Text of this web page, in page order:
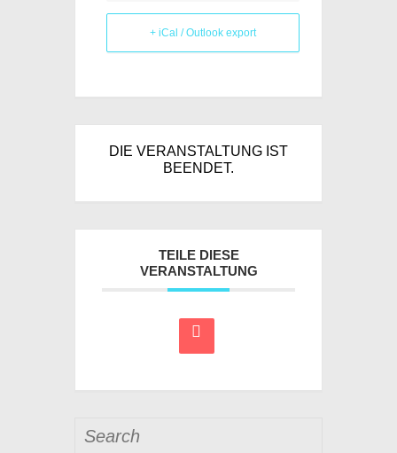
+ iCal / Outlook export
DIE VERANSTALTUNG IST
BEENDET.
TEILE DIESE
VERANSTALTUNG
for: